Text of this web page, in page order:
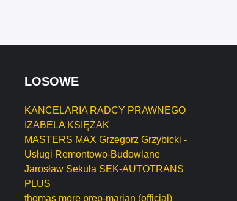
LOSOWE
KANCELARIA RADCY PRAWNEGO
IZABELA KSIĘŻAK
MASTERS MAX Grzegorz Grzybicki -
Usługi Remontowo-Budowlane
Jarosław Sekuła SEK-AUTOTRANS
PLUS
thomas more prep-marian (official)